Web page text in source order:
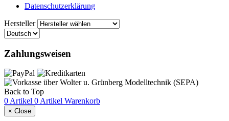
Datenschutzerklärung
Hersteller
Zahlungsweisen
Back to Top
0 Artikel 0 Artikel Warenkorb
× Close